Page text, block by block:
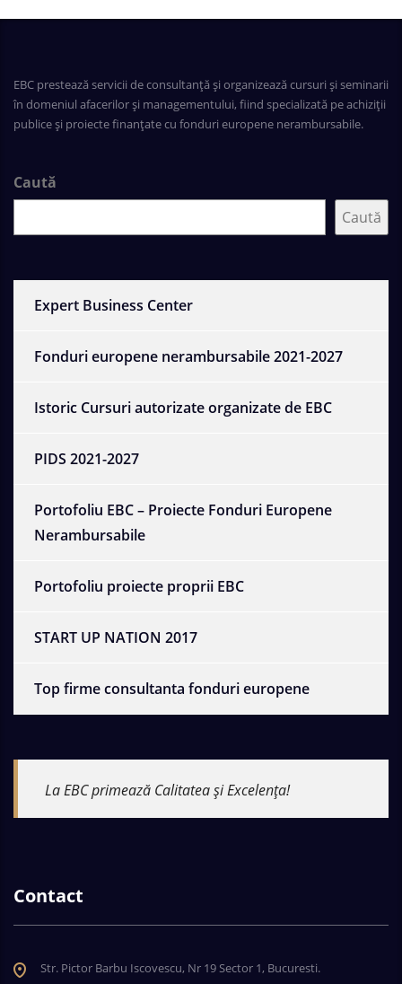
EBC prestează servicii de consultanță și organizează cursuri și seminarii
în domeniul afacerilor și managementului, fiind specializată pe achiziții
publice și proiecte finanțate cu fonduri europene nerambursabile.
Caută
Caută
Expert Business Center
Fonduri europene nerambursabile 2021-2027
Istoric Cursuri autorizate organizate de EBC
PIDS 2021-2027
Portofoliu EBC – Proiecte Fonduri Europene
Nerambursabile
Portofoliu proiecte proprii EBC
START UP NATION 2017
Top firme consultanta fonduri europene
La EBC primează Calitatea și Excelența!
Contact
Str. Pictor Barbu Iscovescu, Nr 19 Sector 1, Bucuresti.